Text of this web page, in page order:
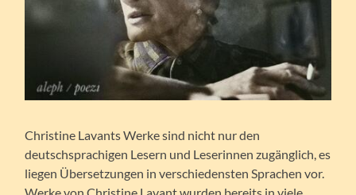
Christine Lavants Werke sind nicht nur den
deutschsprachigen Lesern und Leserinnen zugänglich, es
liegen Übersetzungen in verschiedensten Sprachen vor.